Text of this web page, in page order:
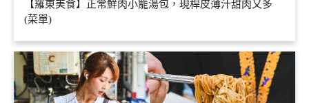
【羅東美食】正常鮮肉小籠湯包，現桿皮薄汁甜肉又多
(菜單)